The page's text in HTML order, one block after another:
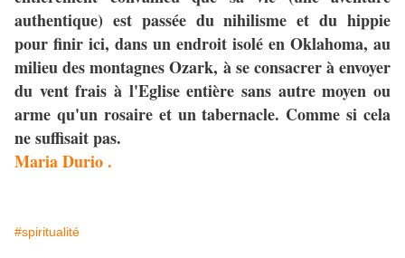
authentique) est passée du nihilisme et du hippie
pour finir ici, dans un endroit isolé en Oklahoma, au
milieu des montagnes Ozark, à se consacrer à envoyer
du vent frais à l'Eglise entière sans autre moyen ou
arme qu'un rosaire et un tabernacle. Comme si cela
ne suffisait pas.
Maria Durio .
#spiritualité